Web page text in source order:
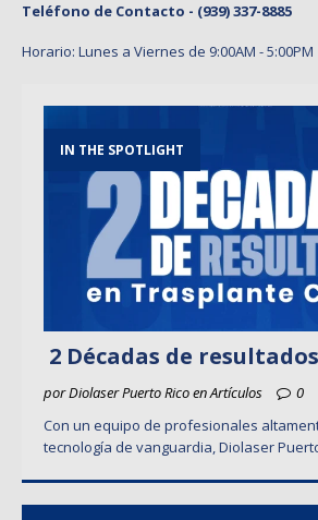
Teléfono de Contacto - (939) 337-8885
Horario: Lunes a Viernes de 9:00AM - 5:00PM
IN THE SPOTLIGHT
2 Décadas de
por Diolaser Puerto Rico en Artículos
0
Con un equipo de profesionales
tecnología de vanguardia, Diolaser